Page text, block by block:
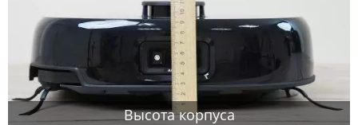
Высота корпуса